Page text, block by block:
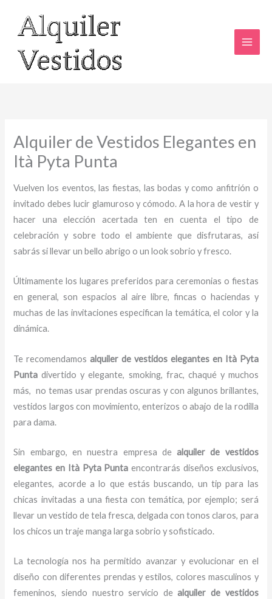
contenido
Alquiler de Vestidos Elegantes en
Ità Pyta Punta
Vuelven los eventos, las fiestas, las bodas y como anfitrión o
invitado debes lucir glamuroso y cómodo. A la hora de vestir y
hacer una elección acertada ten en cuenta el tipo de
celebración y sobre todo el ambiente que disfrutaras, así
sabrás si llevar un bello abrigo o un look sobrio y fresco.
Últimamente los lugares preferidos para ceremonias o fiestas
en general, son espacios al aire libre, fincas o haciendas y
muchas de las invitaciones especifican la temática, el color y la
dinámica.
Te recomendamosalquiler de vestidos elegantes en Ità Pyta
Puntadivertido y elegante, smoking, frac, chaqué y muchos
más, no temas usar prendas oscuras y con algunos brillantes,
vestidos largos con movimiento, enterizos o abajo de la rodilla
para dama.
Sin embargo, en nuestra empresa dealquiler de vestidos
elegantes en Ità Pyta Puntaencontrarás diseños exclusivos,
elegantes, acorde a lo que estás buscando, un tip para las
chicas invitadas a una fiesta con temática, por ejemplo; será
llevar un vestido de tela fresca, delgada con tonos claros, para
los chicos un traje manga larga sobrio y sofisticado.
La tecnología nos ha permitido avanzar y evolucionar en el
diseño con diferentes prendas y estilos, colores masculinos y
femeninos, siendo nuestro servicio dealquiler de vestidos